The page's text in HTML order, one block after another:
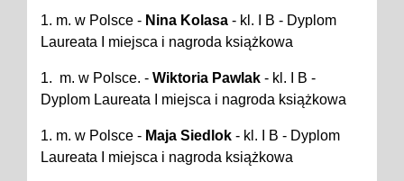
1. m. w Polsce - Nina Kolasa - kl. I B - Dyplom
Laureata I miejsca i nagroda książkowa
1. m. w Polsce. - Wiktoria Pawlak - kl. I B -
Dyplom Laureata I miejsca i nagroda książkowa
1. m. w Polsce - Maja Siedlok - kl. I B - Dyplom
Laureata I miejsca i nagroda książkowa